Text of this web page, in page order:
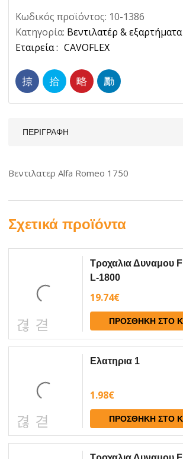
Κωδικός προϊόντος: 10-1386
Κατηγορία: Βεντιλατέρ & εξαρτήματα
Ετικέτα:
CAVOFLEX
ΠΕΡΙΓΡΑΦΉ
Βεντιλατερ Alfa Romeo 1750
Σχετικά προϊόντα
Τροχαλια Δυναμου
L-1800
19.74€
ΠΡΟΣΘΉΚΗ ΣΤΟ
Ελατηρια 1
1.98€
ΠΡΟΣΘΉΚΗ ΣΤΟ